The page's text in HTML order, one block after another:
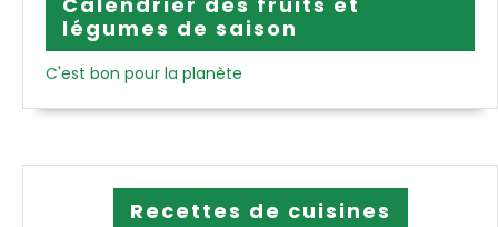
légumes de saison
C'est bon pour la planète
Recettes de cuisines